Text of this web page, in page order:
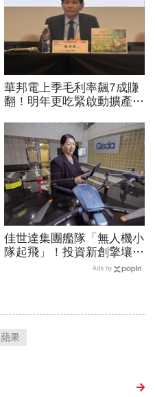
華邦電上季毛利率飆7成賺
翻！明年更吃緊啟動擴產、
若想到，早入主記憶體廠
佳世達集團艦隊「無人機小
隊起飛」！投資新創擎壤、
翔隆，總座親督軍養大精
Ads by
蘋果